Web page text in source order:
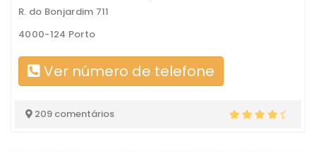
R. do Bonjardim 711
4000-124 Porto
Ver número de telefone
209 comentários